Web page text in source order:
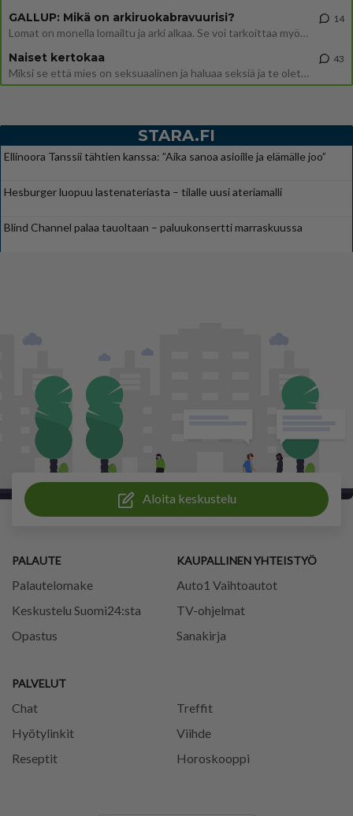
GALLUP: Mikä on arkiruokabravuurisi?
Lomat on monella lomailtu ja arki alkaa. Se voi tarkoittaa myös sitä, että grillailut on grillattu ja palataan arjen ruo
14
Naiset kertokaa
Miksi se että mies on seksuaalinen ja haluaa seksiä ja te olette hänen mielestänne haluttava on vastenmielistä? Mikä sii
43
STARA.FI
Ellinoora Tanssii tähtien kanssa: ”Aika sanoa asioille ja elämälle joo”
Hesburger luopuu lastenateriasta – tilalle uusi ateriamalli
Blind Channel palaa tauoltaan – paluukonsertti marraskuussa
Aloita keskustelu
PALAUTE
Palautelomake
Keskustelu Suomi24:sta
Opastus
PALVELUT
Chat
Treffit
Hyötylinkit
Viihde
Reseptit
Horoskooppi
KAUPALLINEN YHTEISTYÖ
Auto1 Vaihtoautot
TV-ohjelmat
Sanakirja